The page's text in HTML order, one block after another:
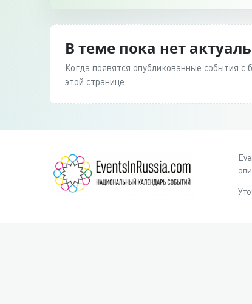
В теме пока нет
Когда появятся опубликованные события
этой странице.